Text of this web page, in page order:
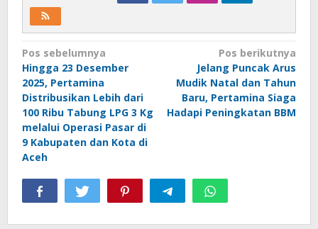
Navigasi
pos
Pos sebelumnya
Hingga 23 Desember
2025, Pertamina
Distribusikan Lebih dari
100 Ribu Tabung LPG 3 Kg
melalui Operasi Pasar di
9 Kabupaten dan Kota di
Aceh
Pos berikutnya
Jelang Puncak Arus
Mudik Natal dan Tahun
Baru, Pertamina Siaga
Hadapi Peningkatan BBM